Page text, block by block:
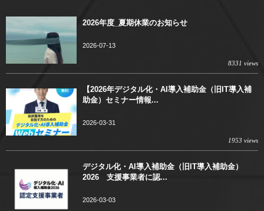
2026年度_夏期休業のお知らせ
2026-07-13
8331 views
【2026年デジタル化・AI導入補助金（旧IT導入補
助金）セミナー情報...
2026-03-31
1953 views
デジタル化・AI導入補助金（旧IT導入補助金）
2026 支援事業者に認...
2026-03-03